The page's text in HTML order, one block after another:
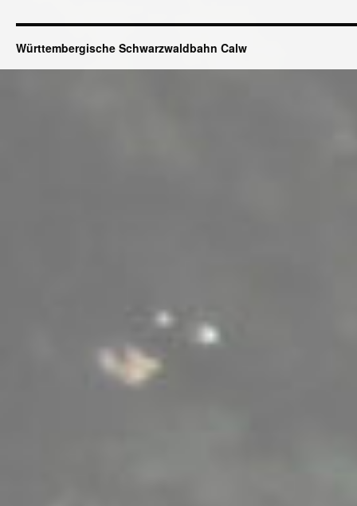
Württembergische Schwarzwaldbahn Calw